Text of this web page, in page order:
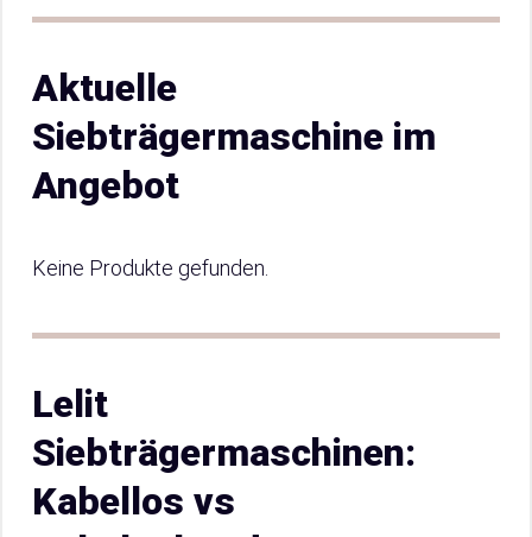
Aktuelle
Siebträgermaschine im
Angebot
Keine Produkte gefunden.
Lelit
Siebträgermaschinen:
Kabellos vs